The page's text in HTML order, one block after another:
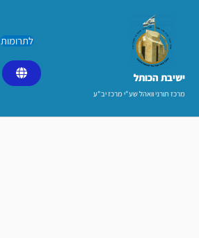
ישיבת הכותל​
מרכז תורני וואהל שע"י מרכז יב"ע
לתרומות